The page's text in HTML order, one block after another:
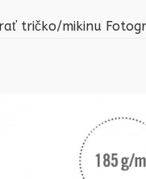
tričko/mikinu